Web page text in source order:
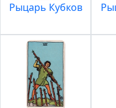
Рыцарь Кубков